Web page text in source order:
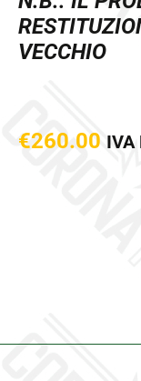
VECCHIO
€260.00 IVA